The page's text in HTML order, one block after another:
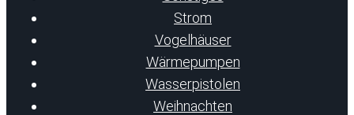
Strom
Vogelhäuser
Wärmepumpen
Wasserpistolen
Weihnachten